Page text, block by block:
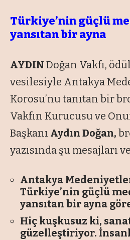
Türkiye’nin güçlü
yansıtan bir ayna
AYDIN Doğan Vakfı,
vesilesiyle Antakya
Korosu’nu tanıtan bir
Vakfın Kurucusu ve
Başkanı Aydın Doğan,
yazısında şu mesajları
Antakya
Türkiye’nin güçlü
yansıtan bir ayna
Hiç kuşkusuz ki,
güzelleştiriyor.